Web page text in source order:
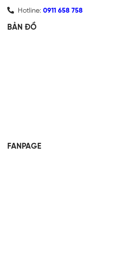
Hotline: 0911 658 758
BẢN ĐỒ
FANPAGE